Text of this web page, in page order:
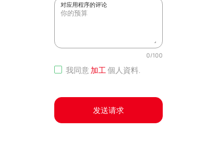
对应用程序的评论
0/100
我同意加工個人資料.
发送请求